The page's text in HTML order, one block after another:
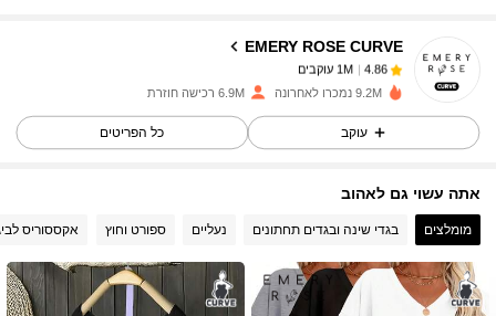
EMERY ROSE CURVE
4.86
1M עוקבים
y***0 שילםלפני יום אחד
4.86 1M עוקבים
4.86 1M עוקבים
4.86 1M עוקבים
9.2M נמכרו לאחרונה 6.9M רכישה חוזרת
עוקב כל הפריטים
אתה עשוי גם לאהוב
מומלצים בגדי שינה ובגדים תחתונים נעליים ספורט וחוץ אקססוריס